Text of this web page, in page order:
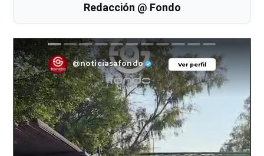
Redacción @ Fondo
Ver perfil
@noticiasafondo Ver perfil